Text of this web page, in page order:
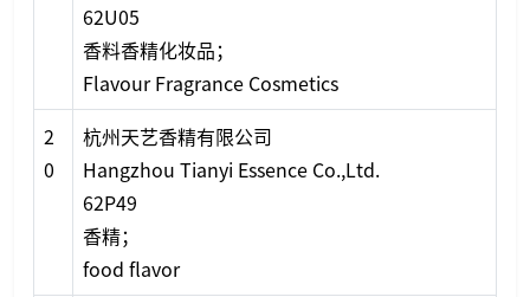
62U05
香料香精化妆品；
Flavour Fragrance Cosmetics
2
0
杭州天艺香精有限公司
Hangzhou Tianyi Essence Co.,Ltd.
62P49
香精；
food flavor